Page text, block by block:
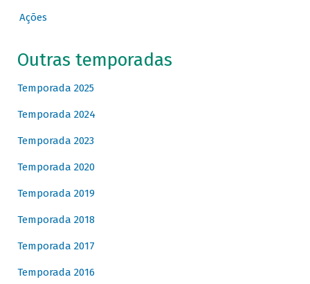
Ações
Outras temporadas
Temporada 2025
Temporada 2024
Temporada 2023
Temporada 2020
Temporada 2019
Temporada 2018
Temporada 2017
Temporada 2016